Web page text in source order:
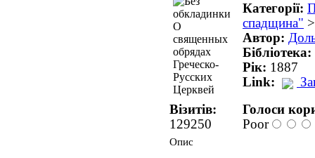
Категорії:
спадщина"
Автор:
Бібліотека:
Рік: 1887
Link:
Візитів:
129250
Голоси
Poor
Опис